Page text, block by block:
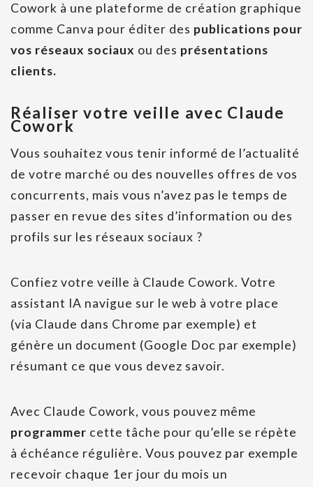
Cowork à une plateforme de création graphique
comme Canva pour éditer des publications pour
vos réseaux sociaux ou des présentations
clients.
Réaliser votre veille avec Claude
Cowork
Vous souhaitez vous tenir informé de l’actualité
de votre marché ou des nouvelles offres de vos
concurrents, mais vous n’avez pas le temps de
passer en revue des sites d’information ou des
profils sur les réseaux sociaux ?
Confiez votre veille à Claude Cowork. Votre
assistant IA navigue sur le web à votre place
(via Claude dans Chrome par exemple) et
génère un document (Google Doc par exemple)
résumant ce que vous devez savoir.
Avec Claude Cowork, vous pouvez même
programmer cette tâche pour qu’elle se répète
à échéance régulière. Vous pouvez par exemple
recevoir chaque 1er jour du mois un